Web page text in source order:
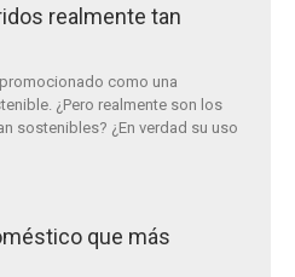
realmente tan
como una
¿Pero realmente son los
sostenibles? ¿En verdad su uso
que más